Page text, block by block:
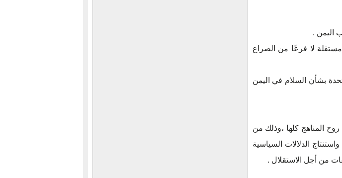
اليمن .
لا فرعًا من الصراع
بشأن السلام في اليمن
المناهج كلها ،وذلك من
سابقة، واستنتاج الدلالات السياسية
من أجل الاستقلال .